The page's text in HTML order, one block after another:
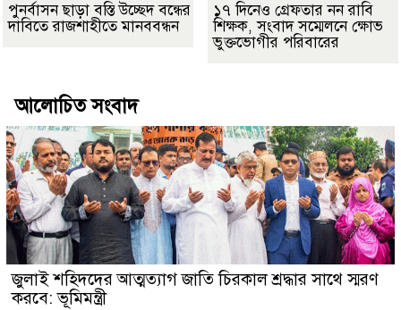
পুনর্বাসন ছাড়া বস্তি উচ্ছেদ বন্ধের
দাবিতে রাজশাহীতে মানববন্ধন
১৭ দিনেও গ্রেফতার নন রাবি
শিক্ষক, সংবাদ সম্মেলনে ক্ষোভ
ভুক্তভোগীর পরিবারের
আলোচিত সংবাদ
জুলাই শহিদদের আত্মত্যাগ জাতি চিরকাল শ্রদ্ধার সাথে স্মরণ
করবে: ভূমিমন্ত্রী